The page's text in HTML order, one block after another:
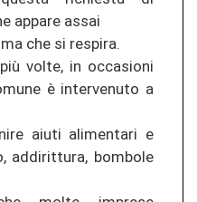
appare assai
che si respira.
volte, in occasioni
è intervenuto a
aiuti alimentari e
addirittura, bombole